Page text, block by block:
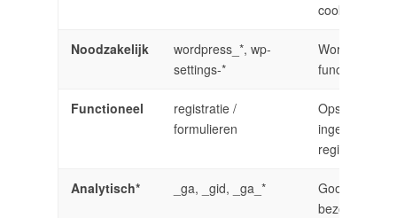
cookiekeuze
Noodzakelijk
wordpress_*, wp-
settings-*
WordPress
functionele
Functioneel
registratie /
formulieren
Opslaan van
ingevulde
Analytisch* _ga, _gid, _ga_*
Google